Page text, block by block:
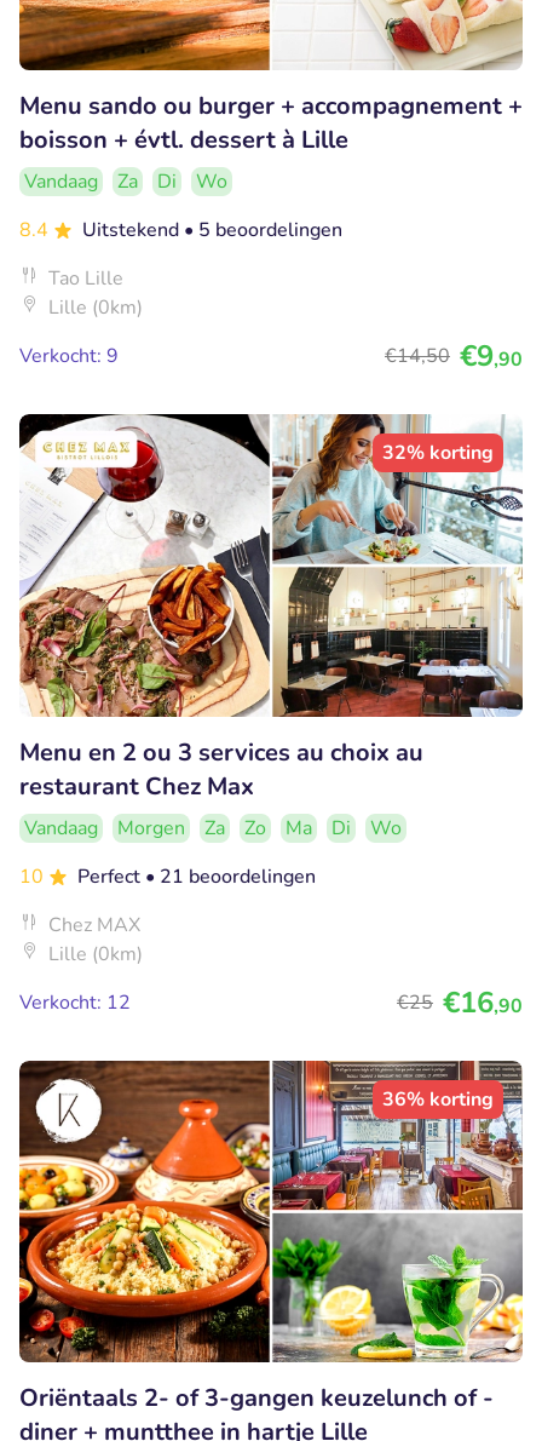
Menu sando ou burger + accompagnement +
boisson + évtl. dessert à Lille
Vandaag Za Di
Wo
8.4
Uitstekend • 5 beoordelingen
Tao Lille
Lille (0km)
Verkocht: 9
€14,50 €9,90
32% korting
Menu en 2 ou 3 services au choix au
restaurant Chez Max
Vandaag Morgen Za Zo Ma Di
Wo
10
Perfect • 21 beoordelingen
Chez MAX
Lille (0km)
Verkocht: 12
€25 €16,90
36% korting
Oriëntaals 2- of 3-gangen keuzelunch of -
diner + muntthee in hartje Lille